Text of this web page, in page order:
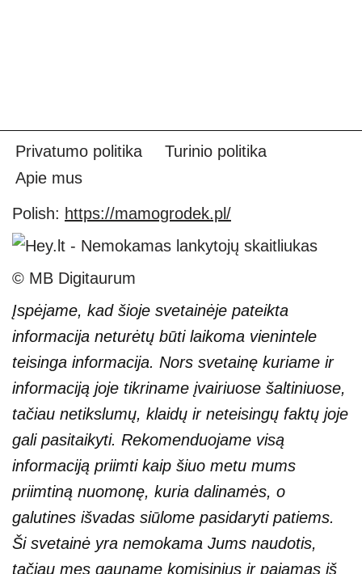
Privatumo politika
Turinio politika
Apie mus
Polish: https://mamogrodek.pl/
© MB Digitaurum
Įspėjame, kad šioje svetainėje pateikta
informacija neturėtų būti laikoma vienintele
teisinga informacija. Nors svetainę kuriame ir
informaciją joje tikriname įvairiuose šaltiniuose,
tačiau netikslumų, klaidų ir neteisingų faktų joje
gali pasitaikyti. Rekomenduojame visą
informaciją priimti kaip šiuo metu mums
priimtiną nuomonę, kuria dalinamės, o
galutines išvadas siūlome pasidaryti patiems.
Ši svetainė yra nemokama Jums naudotis,
tačiau mes gauname komisinius ir pajamas iš